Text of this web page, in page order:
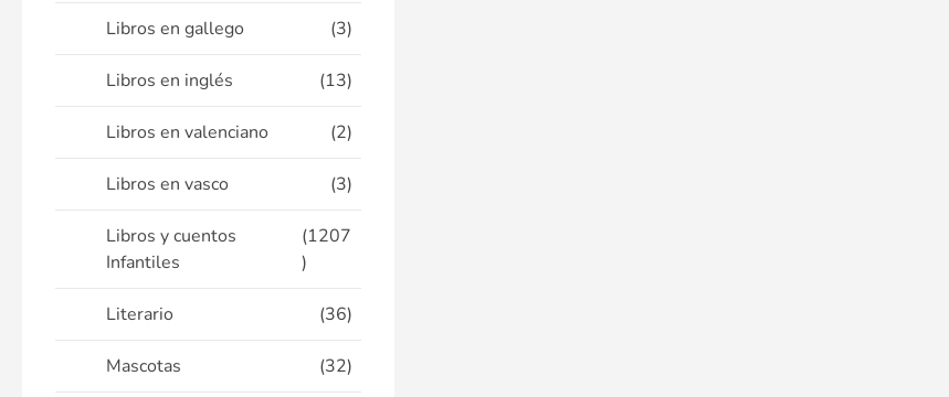
Libros en gallego (3)
Libros en inglés (13)
Libros en valenciano (2)
Libros en vasco (3)
Libros y cuentos
Infantiles
(1207
)
Literario (36)
Mascotas (32)